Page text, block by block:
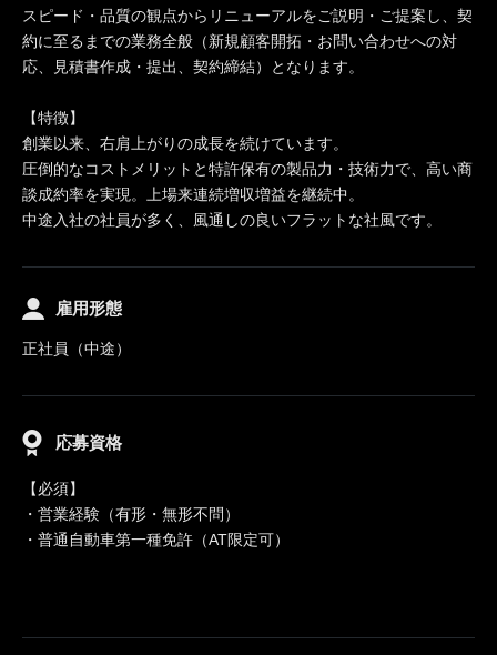
スピード・品質の観点からリニューアルをご説明・ご提案し、契
約に至るまでの業務全般（新規顧客開拓・お問い合わせへの対
応、見積書作成・提出、契約締結）となります。
【特徴】
創業以来、右肩上がりの成長を続けています。
圧倒的なコストメリットと特許保有の製品力・技術力で、高い商
談成約率を実現。上場来連続増収増益を継続中。
中途入社の社員が多く、風通しの良いフラットな社風です。
雇用形態
正社員（中途）
応募資格
【必須】
・営業経験（有形・無形不問）
・普通自動車第一種免許（AT限定可）